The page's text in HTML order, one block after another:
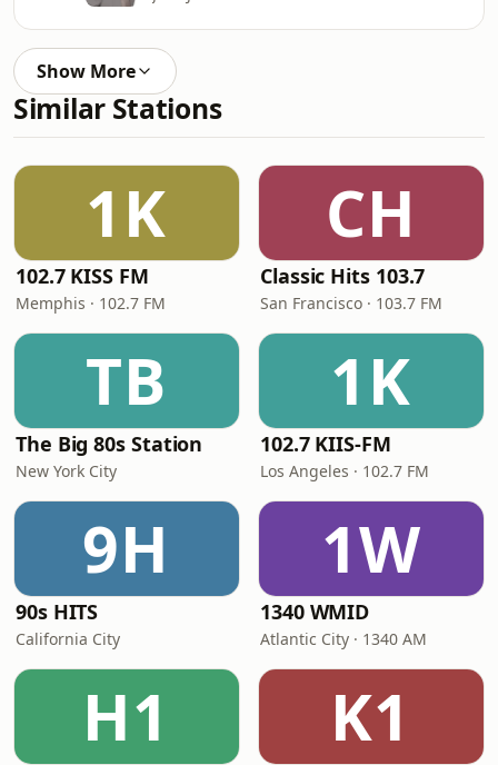
Show More
Similar Stations
1K
102.7 KISS FM
Memphis · 102.7 FM
CH
Classic Hits 103.7
San Francisco · 103.7 FM
TB
The Big 80s Station
New York City
1K
102.7 KIIS-FM
Los Angeles · 102.7 FM
9H
90s HITS
California City
1W
1340 WMID
Atlantic City · 1340 AM
H1 K1